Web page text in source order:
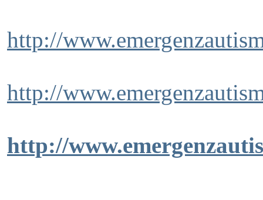
http://
http://
http://